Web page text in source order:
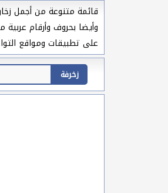
قائمة متنوعة من أجمل
وأيضا بحروف وأرقام
على تطبيقات ومواقع
زخرفة